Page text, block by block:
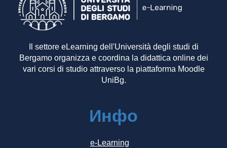
Il settore eLearning dell'Università degli studi di
Bergamo organizza e coordina la didattica online dei
vari corsi di studio attraverso la piattaforma Moodle
UniBg.
Инфо
e-Learning